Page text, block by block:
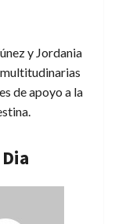
y Jordania
de apoyo a la